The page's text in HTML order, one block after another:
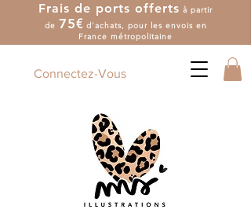
Frais de ports offerts à partir
de 75€ d'achats, pour les envois en
France métropolitaine
Connectez-Vous